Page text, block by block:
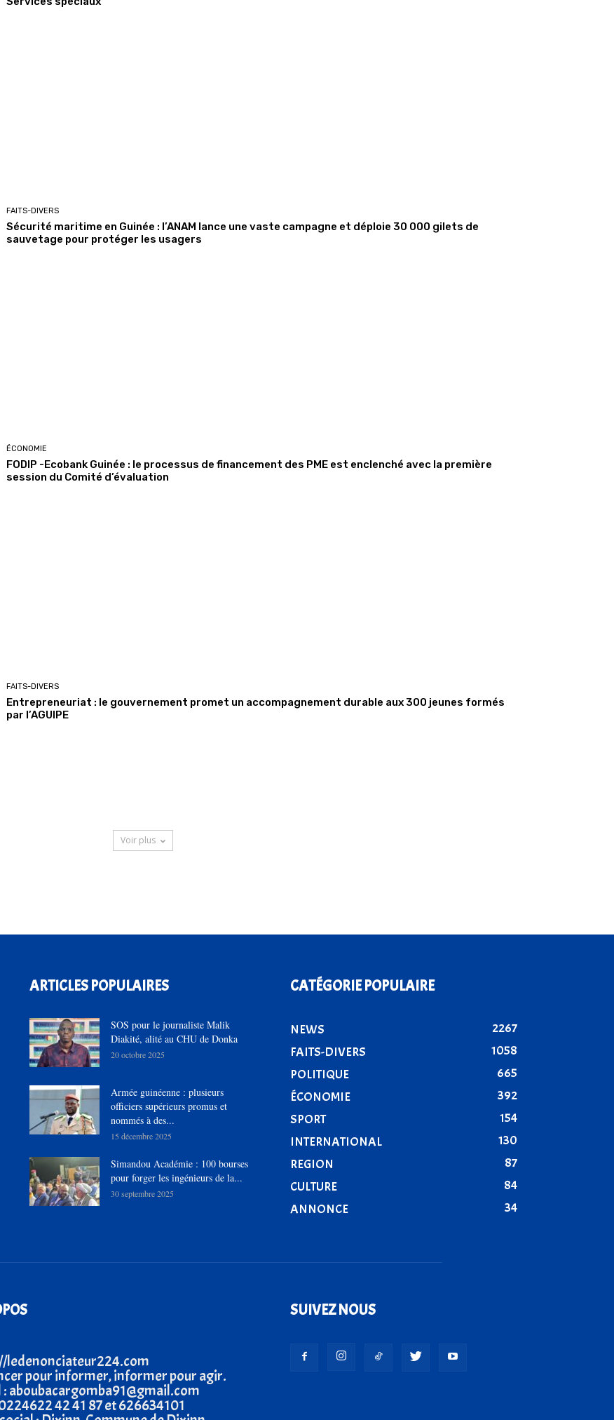
FAITS-DIVERS
Sécurité maritime en Guinée : l’ANAM lance une vaste campagne et déploie 30 000 gilets de
sauvetage pour protéger les usagers
ÉCONOMIE
FODIP -Ecobank Guinée : le processus de financement des PME est enclenché avec la première
session du Comité d’évaluation
FAITS-DIVERS
Entrepreneuriat : le gouvernement promet un accompagnement durable aux 300 jeunes formés
par l’AGUIPE
Voir plus
ARTICLES POPULAIRES
SOS pour le journaliste Malik
Diakité, alité au CHU de Donka
20 octobre 2025
Armée guinéenne : plusieurs
officiers supérieurs promus et
nommés à des...
15 décembre 2025
Simandou Académie : 100 bourses
pour forger les ingénieurs de la...
30 septembre 2025
CATÉGORIE POPULAIRE
NEWS
2267
FAITS-DIVERS
1058
POLITIQUE
665
ÉCONOMIE
392
SPORT
154
INTERNATIONAL
130
REGION
87
CULTURE
84
ANNONCE
34
ledenonciateur224.com
pour informer, informer pour agir.
: aboubacargomba91@gmail.com
42 41 87 et 626634101
SUIVEZ NOUS